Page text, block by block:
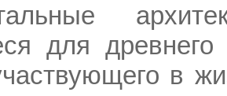
для древнего
в